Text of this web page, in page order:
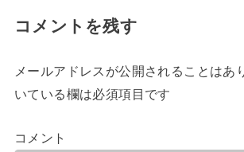
コメントを残す
メールアドレスが公開されることはあ
いている欄は必須項目です
コメント